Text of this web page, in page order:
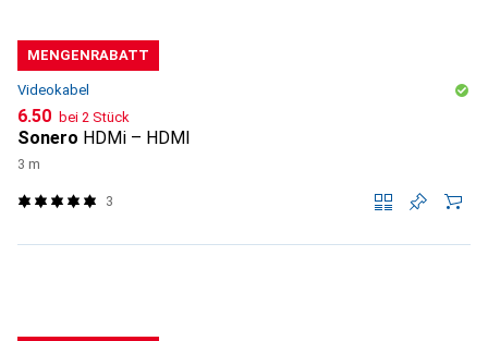
MENGENRABATT
Videokabel
CHF
6.50 bei 2 Stück
Sonero HDMi – HDMI
3 m
3